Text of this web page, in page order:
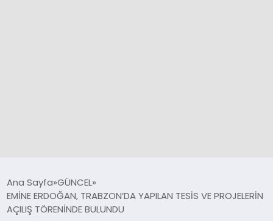
SPOR
Ana Sayfa GÜNCEL
EMİNE ERDOĞAN, TRABZON’DA YAPILAN TESİS VE PROJELERİN
AÇILIŞ TÖRENİNDE BULUNDU